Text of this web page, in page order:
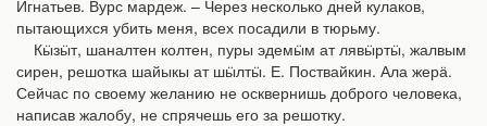
Игнатьев. Вурс мардеж. – Через несколько дней кулаков,
пытающихся убить меня, всех посадили в тюрьму.
Кӹзӹт, шаналтен колтен, пуры эдемӹм ат лявӹртӹ, жалвым
сирен, решотка шайыкы ат шӹлтӹ. Е. Поствайкин. Ала жерӓ.
Сейчас по своему желанию не осквернишь доброго человека,
написав жалобу, не спрячешь его за решотку.